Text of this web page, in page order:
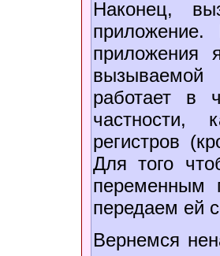
Наконец,
приложения
вызываемой
работает в
частности,
регистров
Для того
переменным
передаем ей
Вернемся